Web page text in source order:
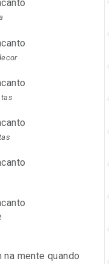
mente quando